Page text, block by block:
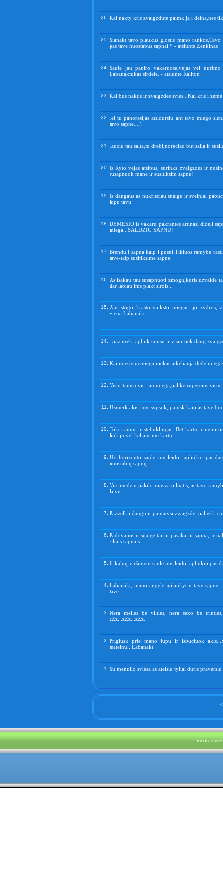
26. Kai nakty kris zvaigzdute paimk ja i delna,nes
25. Sianakt tavo plaukus glostis mano
pas tave nuostabus sapnai:* - atsiunte Zenkinas
24. Saule jau paniro vakaruose,vejas vel
Labanaktukas sirdele. - atsiunte Railton
23. Kai bus naktis ir zvaigzdes svies.. Kai kris i
22. Jei tu panoresi,as atsidursiu ant tavo miego
tavo sapne...:)
21. Jauciu tau salta,tu drebi,noreciau but salia ir
20. Is Ryto vejas atsibus, surinks zvaigzdes ir
susapnuok mane ir susitiksim sapne!
19. Is dangaus as nukrisciau snaige ir svelniai
lupu tavu
18. DEMESIO:is vakaru pakrantes artinasi dideli
miega...SALDZIU SAPNU!
17. Brendu i sapna kaip i pusni.Tikiuos ramybe
tave-taip susitiksime sapne.
16. As isakau tau susapnuoti zmogu,kuris uzvalde
dar labiau ims plakt sirdis...
15. Ant stogo krasto vaiksto miegas, jo zydros,
viena.Labanakt.
14. ..paziurek, aplink tamsu ir visur tiek daug
13. Kai mieste uzmiega niekas,atkeliauja dede
12. Visur tamsu,visi jau miega,palike rupescius
11. Uzmerk akis, nusisypsok, pajusk kaip as tave
10. Toks ramus ir stebuklingas, Bet kartu ir
link ju vel keliausime kartu..
9. Už horizonto saulė nusileido, aplinkui
nuostabių sapnų..
8. Virs medziu pakilo rausva pilnatis, as tavo
laivu...
7. Pazvelk i dangu ir pamatysi zvaigzde, palieski
6. Padovanosiu snaige tau ir pasaka, ir sapna, ir
siltais sapnais...
5. Ir kalnų viršūnėm saulė nusileido, aplinkui
4. Labanakt, mano angele aplankysiu tave
tave...
3. Nera meiles be vilties, nera sexo be
zZz...zZz...zZz.
2. Priglusk prie mano lupu ir isbuciuok
teateinu...Labanakt
1. Su menulio sviesa as ateisiu tyliai duris
Visos